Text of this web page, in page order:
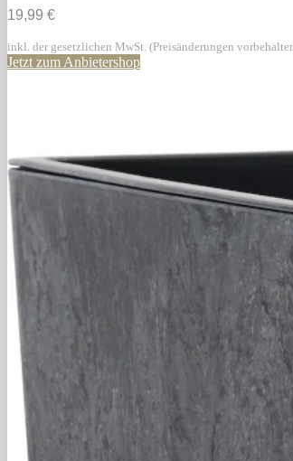
19,99 €
inkl. der gesetzlichen MwSt. (Preisänderungen
Jetzt zum Anbietershop